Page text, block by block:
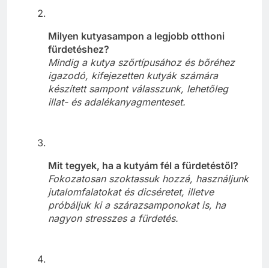
Milyen kutyasampon a legjobb otthoni
fürdetéshez?
Mindig a kutya szőrtípusához és bőréhez
igazodó, kifejezetten kutyák számára
készített sampont válasszunk, lehetőleg
illat- és adalékanyagmenteset.
Mit tegyek, ha a kutyám fél a fürdetéstől?
Fokozatosan szoktassuk hozzá, használjunk
jutalomfalatokat és dicséretet, illetve
próbáljuk ki a szárazsamponokat is, ha
nagyon stresszes a fürdetés.